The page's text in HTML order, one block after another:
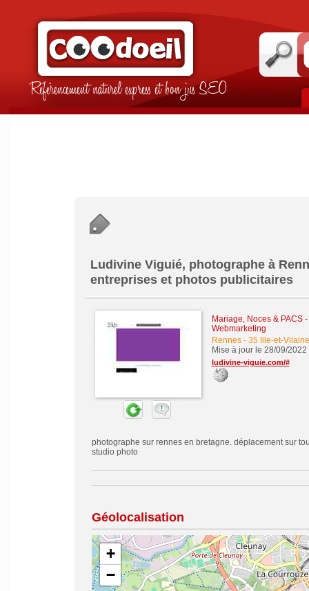
Référencement naturel express et bon jus SEO
Ludivine Viguié, photographe à
entreprises et photos publicitaires
Mariage, Noces & PACS-
Webmarketing
Rennes- 35 Ille-et-Vilaine
Mise à jour le 28/09/2022
ludivine-viguie.com/#
photographe sur rennes en bretagne. déplacement sur
studio photo
Géolocalisation
+
−